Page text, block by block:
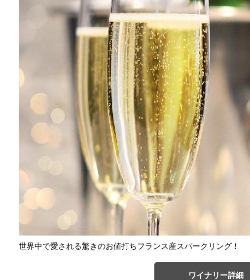
世界中で愛される驚きのお値打ちフランス産スパークリング！
ワイナリー詳細